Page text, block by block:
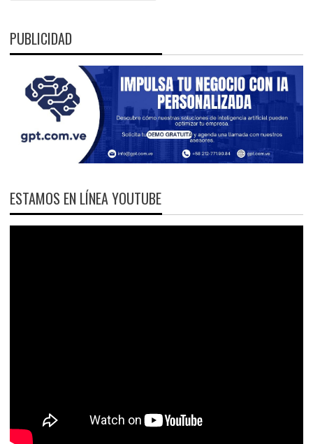
PUBLICIDAD
ESTAMOS EN LÍNEA YOUTUBE